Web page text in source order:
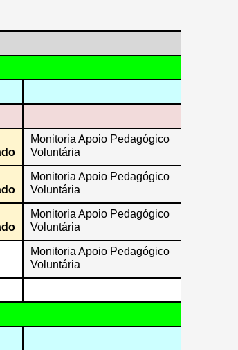
Monitoria Apoio Pedagógico
Voluntária
Monitoria Apoio Pedagógico
Voluntária
Monitoria Apoio Pedagógico
Voluntária
Monitoria Apoio Pedagógico
Voluntária